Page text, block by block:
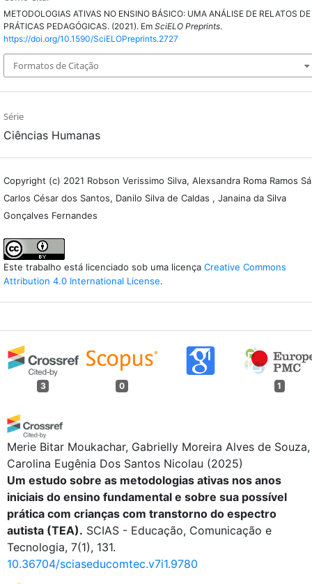
METODOLOGIAS ATIVAS NO ENSINO BÁSICO: UMA ANÁLISE DE RELATOS DE
PRÁTICAS PEDAGÓGICAS. (2021). Em SciELO Preprints.
https://doi.org/10.1590/SciELOPreprints.2727
Formatos de Citação
Série
Ciências Humanas
Copyright (c) 2021 Robson Verissimo Silva, Alexsandra Roma Ramos
Carlos César dos Santos, Danilo Silva de Caldas , Janaina da Silva
Gonçalves Fernandes
Este trabalho está licenciado sob uma licença Creative Commons
Attribution 4.0 International License.
3 0 1
Merie Bitar Moukachar, Gabrielly Moreira Alves de Souza,
Carolina Eugênia Dos Santos Nicolau (2025)
Um estudo sobre as metodologias ativas nos anos
iniciais do ensino fundamental e sobre sua possível
prática com crianças com transtorno do espectro
autista (TEA). SCIAS - Educação, Comunicação e
Tecnologia, 7(1), 131.
10.36704/sciaseducomtec.v7i1.9780